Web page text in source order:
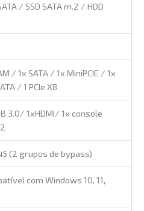
/ SSD SATA m.2 / HDD
/ 1x SATA / 1x MiniPCIE / 1x
/ 1 PCIe X8
3.0/ 1xHDMI/ 1x console
(2 grupos de bypass)
com Windows 10, 11,